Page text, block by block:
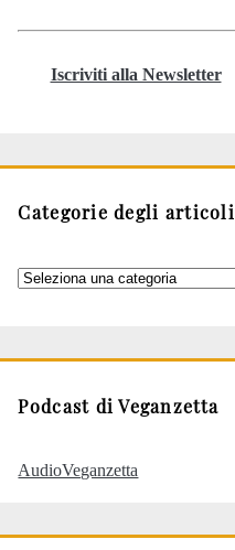
Iscriviti alla Newsletter
Categorie degli articoli
Categorie
Podcast di Veganzetta
AudioVeganzetta